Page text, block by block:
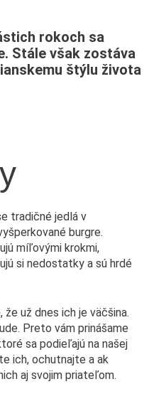
rokoch sa
Stále však zostáva
štýlu života
tradičné jedlá v
burgre.
míľovými krokmi,
si nedostatky a sú hrdé
už dnes ich je väčšina.
Preto vám prinášame
sa podieľajú na našej
ich, ochutnajte a ak
aj svojim priateľom.